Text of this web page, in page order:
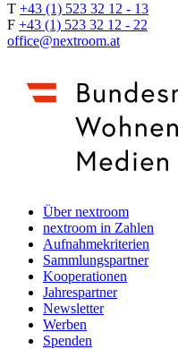
T +43 (1) 523 32 12 - 13
F +43 (1) 523 32 12 - 22
office@nextroom.at
Über nextroom
nextroom in Zahlen
Aufnahmekriterien
Sammlungspartner
Kooperationen
Jahrespartner
Newsletter
Werben
Spenden